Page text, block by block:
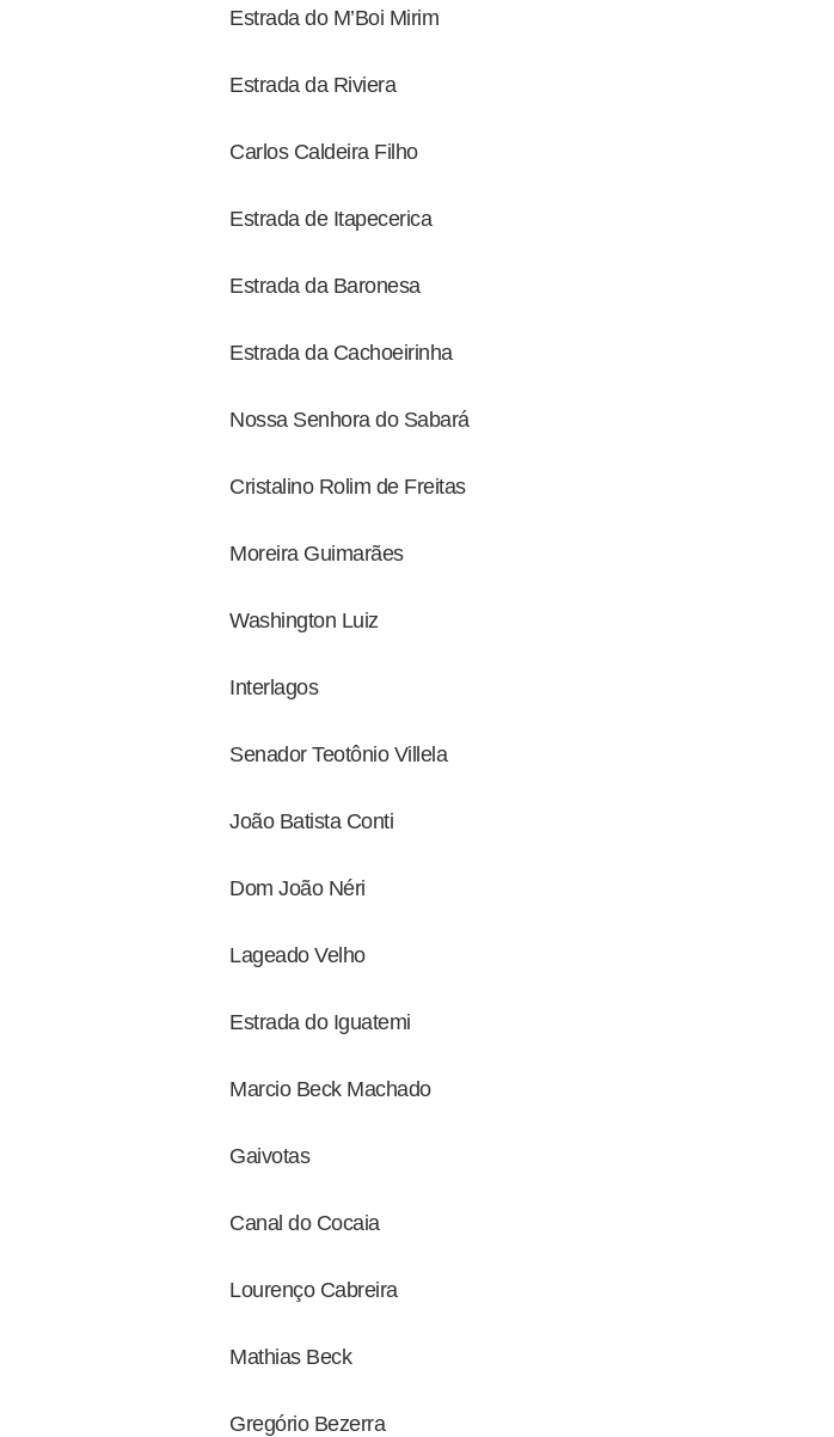
Estrada do M’Boi Mirim
Estrada da Riviera
Carlos Caldeira Filho
Estrada de Itapecerica
Estrada da Baronesa
Estrada da Cachoeirinha
Nossa Senhora do Sabará
Cristalino Rolim de Freitas
Moreira Guimarães
Washington Luiz
Interlagos
Senador Teotônio Villela
João Batista Conti
Dom João Néri
Lageado Velho
Estrada do Iguatemi
Marcio Beck Machado
Gaivotas
Canal do Cocaia
Lourenço Cabreira
Mathias Beck
Gregório Bezerra